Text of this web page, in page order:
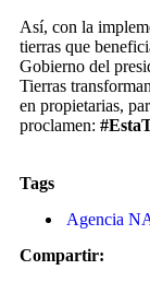
Así, con la
tierras que
Gobierno del
Tierras
en propietarias,
proclamen:
Tags
Agencia
Compartir: